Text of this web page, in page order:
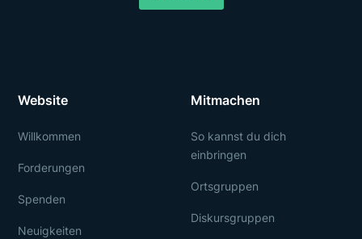
Website
Willkommen
Forderungen
Spenden
Neuigkeiten
Mitmachen
So kannst du dich
einbringen
Ortsgruppen
Diskursgruppen